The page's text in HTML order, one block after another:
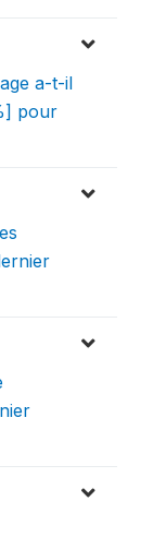
a-t-il
pour